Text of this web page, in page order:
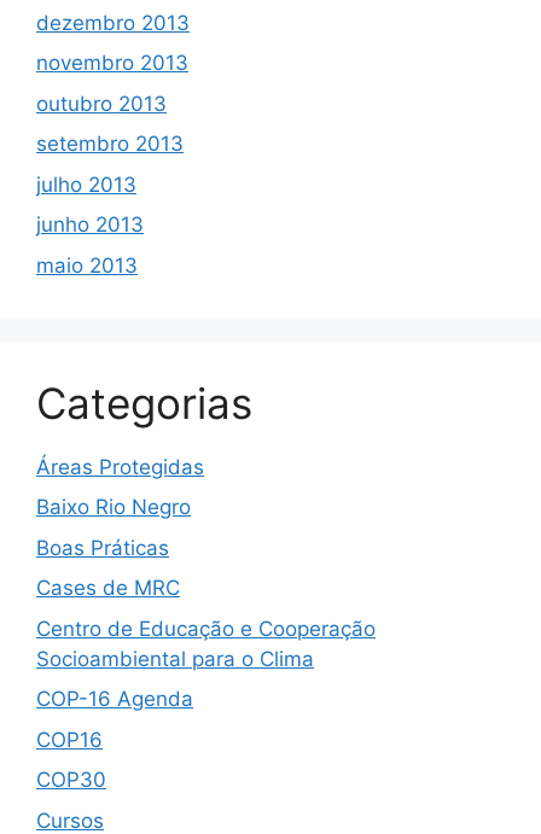
dezembro 2013
novembro 2013
outubro 2013
setembro 2013
julho 2013
junho 2013
maio 2013
Categorias
Áreas Protegidas
Baixo Rio Negro
Boas Práticas
Cases de MRC
Centro de Educação e Cooperação
Socioambiental para o Clima
COP-16 Agenda
COP16
COP30
Cursos